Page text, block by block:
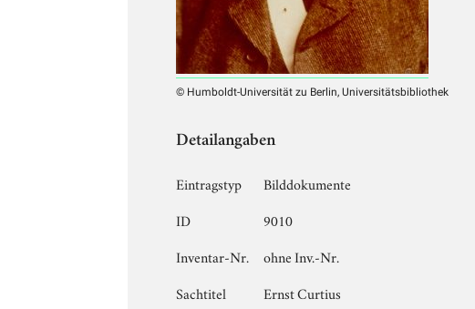
© Humboldt-Universität zu Berlin, Universitätsbibliothek
Detailangaben
Eintragstyp
Bilddokumente
ID
9010
Inventar-Nr.
ohne Inv.-Nr.
Sachtitel
Ernst Curtius